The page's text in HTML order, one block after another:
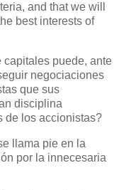
and that we will
best interests of
capitales puede, ante
negociaciones
que sus
disciplina
de los accionistas?
llama pie en la
por la innecesaria